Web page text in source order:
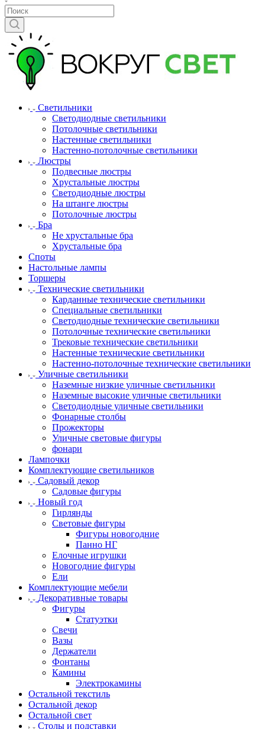
Светильники
Светодиодные светильники
Потолочные светильники
Настенные светильники
Настенно-потолочные светильники
Люстры
Подвесные люстры
Хрустальные люстры
Светодиодные люстры
На штанге люстры
Потолочные люстры
Бра
Не хрустальные бра
Хрустальные бра
Споты
Настольные лампы
Торшеры
Технические светильники
Карданные технические светильники
Специальные светильники
Светодиодные технические светильники
Потолочные технические светильники
Трековые технические светильники
Настенные технические светильники
Настенно-потолочные технические светильники
Уличные светильники
Наземные низкие уличные светильники
Наземные высокие уличные светильники
Светодиодные уличные светильники
Фонарные столбы
Прожекторы
Уличные световые фигуры
фонари
Лампочки
Комплектующие светильников
Садовый декор
Садовые фигуры
Новый год
Гирлянды
Световые фигуры
Фигуры новогодние
Панно НГ
Елочные игрушки
Новогодние фигуры
Ели
Комплектующие мебели
Декоративные товары
Фигуры
Статуэтки
Свечи
Вазы
Держатели
Фонтаны
Камины
Электрокамины
Остальной текстиль
Остальной декор
Остальной свет
Столы и подставки